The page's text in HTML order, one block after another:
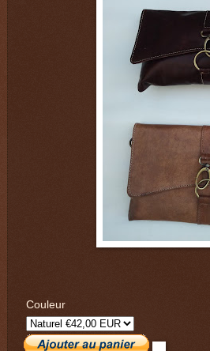
Couleur